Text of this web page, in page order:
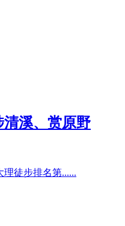
溪、赏原野
理徒步排名第......